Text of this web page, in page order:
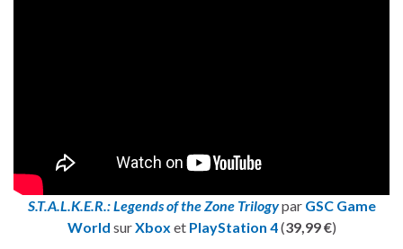
S.T.A.L.K.E.R.: Legends of the Zone Trilogypar GSC Game
World surXbox et PlayStation 4(39,99 €)